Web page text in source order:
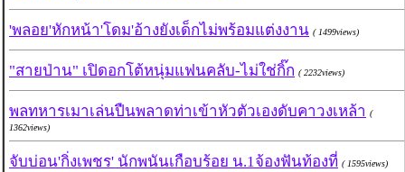
'พลอย'หักหน้า'โดม'อ้างยังเด็กไม่พร้อมแต่งงาน ( 1499views)
"สายป่าน" เปิดอกโต้หนุ่มแฟนคลับ-ไม่ใช่กิ๊ก ( 2232views)
พลทหารเมาเล่นปืนพลาดท่าเข้าหัวตัวเองดับคาวงเหล้า (
1362views)
จับบ่อน'กิ่งเพชร' นักพนันเกือบร้อย น.1จ้องฟันท้องที่ ( 1595views)